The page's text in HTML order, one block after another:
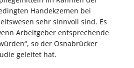
Handekzemen bei
sehr sinnvoll sind. Es
Arbeitgeber entsprechende
so der Osnabrücker
geleitet hat.